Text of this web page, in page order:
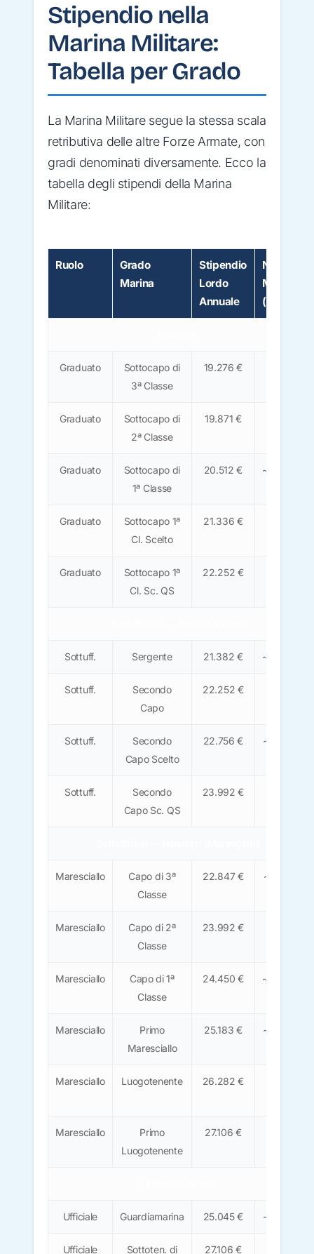
Stipendio nella
Marina Militare:
Tabella per Grado
La Marina Militare segue la stessa scala
retributiva delle altre Forze Armate, con
gradi denominati diversamente. Ecco la
tabella degli stipendi della Marina
Militare:
Ruolo
Grado
Marina
Stipendio
Lordo
Annuale
Netto
Mensile
(stima)
Graduato
Sottocapo di
3ª Classe
19.276 €
Graduato
Sottocapo di
2ª Classe
19.871 €
Graduato
Sottocapo di
1ª Classe
20.512 € ~1.270 €
Graduato
Sottocapo 1ª
Cl. Scelto
21.336 €
Graduato
Sottocapo 1ª
Cl. Sc. QS
22.252 €
Sottuff. Sergente 21.382 € ~1.325 €
Sottuff.
Secondo
Capo
22.252 €
Sottuff.
Secondo
Capo Scelto
22.756 € ~1.410 €
Sottuff.
Secondo
Capo Sc. QS
23.992 €
Maresciallo
Capo di 3ª
Classe
22.847 € ~1.415 €
Maresciallo
Capo di 2ª
Classe
23.992 €
Maresciallo
Capo di 1ª
Classe
24.450 € ~1.520 €
Maresciallo
Primo
Maresciallo
25.183 € ~1.565 €
Maresciallo Luogotenente 26.282 €
Maresciallo
Primo
Luogotenente
27.106 €
Ufficiale Guardiamarina 25.045 € ~1.555 €
Ufficiale Sottoten. di 27.106 €